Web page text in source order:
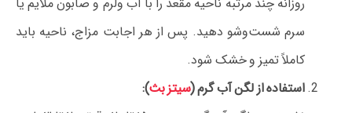
سرم شست‌وشو دهید. پس از هر اجابت مزاج، ناحیه باید
کاملاً تمیز و خشک شود.
استفاده از لگن آب گرم (سیتز بث):